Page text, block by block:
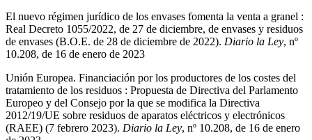
El nuevo régimen jurídico de los envases fomenta la venta a granel :
Real Decreto 1055/2022, de 27 de diciembre, de envases y residuos
de envases (B.O.E. de 28 de diciembre de 2022). Diario la Ley, nº
10.208, de 16 de enero de 2023
Unión Europea. Financiación por los productores de los costes del
tratamiento de los residuos : Propuesta de Directiva del Parlamento
Europeo y del Consejo por la que se modifica la Directiva
2012/19/UE sobre residuos de aparatos eléctricos y electrónicos
(RAEE) (7 febrero 2023). Diario la Ley, nº 10.208, de 16 de enero